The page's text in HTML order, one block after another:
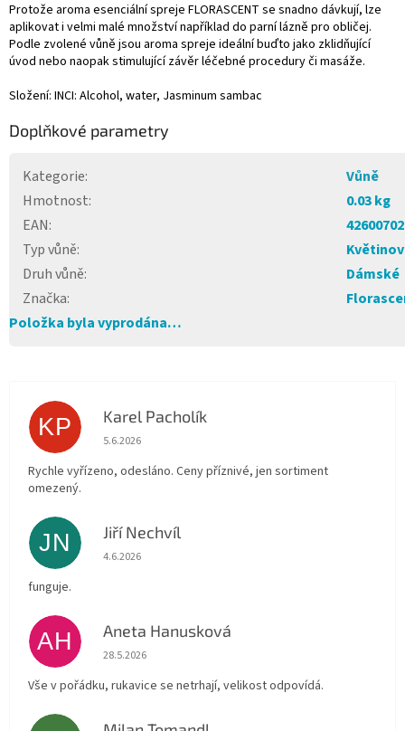
Protože aroma esenciální spreje FLORASCENT se snadno dávkují, lze
aplikovat i velmi malé množství například do parní lázně pro obličej.
Podle zvolené vůně jsou aroma spreje ideální buďto jako zklidňující
úvod nebo naopak stimulující závěr léčebné procedury či masáže.
Složení: INCI: Alcohol, water, Jasminum sambac
Doplňkové parametry
Kategorie:
Vůně
Hmotnost:
0.03 kg
EAN:
Typ vůně:
Druh vůně:
Dámské
Značka:
Položka byla vyprodána…
KP Karel Pacholík
Hodnocení obchodu je 4 z 5 hvězdiček.
5.6.2026
Rychle vyřízeno, odesláno. Ceny příznivé, jen sortiment
omezený.
JN Jiří Nechvíl
Hodnocení obchodu je 5 z 5 hvězdiček.
4.6.2026
funguje.
AH Aneta Hanusková
Hodnocení obchodu je 5 z 5 hvězdiček.
28.5.2026
Vše v pořádku, rukavice se netrhají, velikost odpovídá.